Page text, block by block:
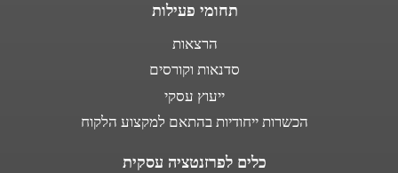
תחומי פעילות
הרצאות
סדנאות וקורסים
ייעוץ עסקי
הכשרות ייחודיות בהתאם למקצוע הלקוח
כלים לפרזנטציה עסקית